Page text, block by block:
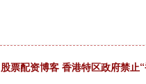
股票配资博客 香港特区政府禁止